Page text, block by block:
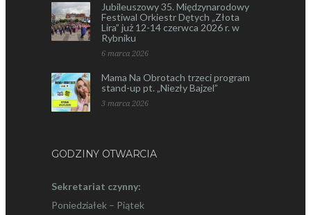
Jubileuszowy 35. Międzynarodowy
Festiwal Orkiestr Dętych „Złota
Lira” już 12-14 czerwca 2026 r. w
Rybniku
6 marca 2026
Mama Na Obrotach trzeci program
stand-up pt. „Niezły Bajzel”
3 marca 2026
GODZINY OTWARCIA
Sekretariat czynny:
Poniedziałek – Piątek